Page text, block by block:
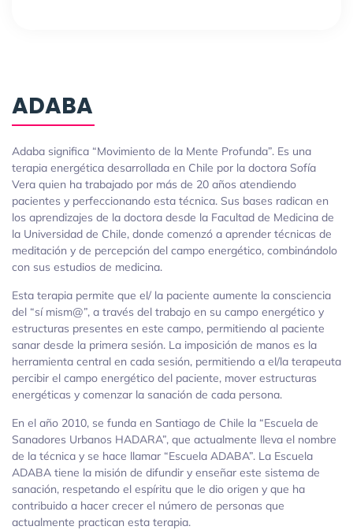
ADABA
Adaba significa “Movimiento de la Mente Profunda”. Es una
terapia energética desarrollada en Chile por la doctora Sofía
Vera quien ha trabajado por más de 20 años atendiendo
pacientes y perfeccionando esta técnica. Sus bases radican en
los aprendizajes de la doctora desde la Facultad de Medicina de
la Universidad de Chile, donde comenzó a aprender técnicas de
meditación y de percepción del campo energético, combinándolo
con sus estudios de medicina.
Esta terapia permite que el/ la paciente aumente la consciencia
del “sí mism@”, a través del trabajo en su campo energético y
estructuras presentes en este campo, permitiendo al paciente
sanar desde la primera sesión. La imposición de manos es la
herramienta central en cada sesión, permitiendo a el/la terapeuta
percibir el campo energético del paciente, mover estructuras
energéticas y comenzar la sanación de cada persona.
En el año 2010, se funda en Santiago de Chile la “Escuela de
Sanadores Urbanos HADARA”, que actualmente lleva el nombre
de la técnica y se hace llamar “Escuela ADABA”. La Escuela
ADABA tiene la misión de difundir y enseñar este sistema de
sanación, respetando el espíritu que le dio origen y que ha
contribuido a hacer crecer el número de personas que
actualmente practican esta terapia.